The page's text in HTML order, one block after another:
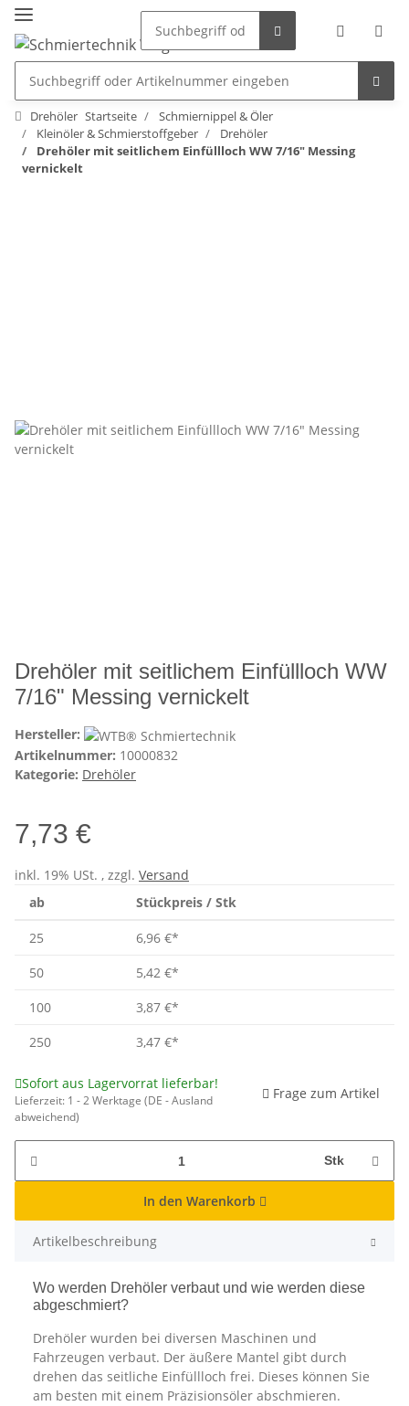
Drehöler Startseite
Schmiernippel & Öler
Kleinöler & Schmierstoffgeber
Drehöler
Drehöler mit seitlichem Einfüllloch WW 7/16" Messing
vernickelt
Drehöler mit seitlichem Einfüllloch WW
7/16" Messing vernickelt
Hersteller:
Artikelnummer: 10000832
Kategorie: Drehöler
7,73 €
inkl. 19% USt. , zzgl. Versand
ab
Stückpreis / Stk
25 6,96 €*
50
5,42 €*
100
3,87 €*
250
3,47 €*
Sofort aus Lagervorrat lieferbar!
Lieferzeit: 1 - 2 Werktage (DE - Ausland
abweichend)
Frage zum Artikel
Stk
In den Warenkorb
Artikelbeschreibung
Wo werden Drehöler verbaut und wie werden diese
abgeschmiert?
Drehöler wurden bei diversen Maschinen und
Fahrzeugen verbaut. Der äußere Mantel gibt durch
drehen das seitliche Einfüllloch frei. Dieses können Sie
am besten mit einem Präzisionsöler abschmieren.